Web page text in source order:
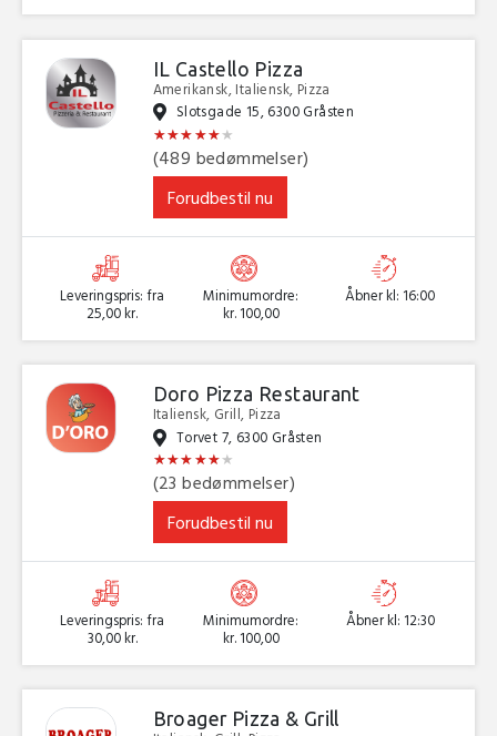
IL Castello Pizza
Amerikansk, Italiensk, Pizza
Slotsgade 15, 6300 Gråsten
★★★★★★
★★★★★★
(489 bedømmelser)
Forudbestil nu
Leveringspris: fra
25,00 kr.
Minimumordre:
kr. 100,00
Åbner kl: 16:00
Doro Pizza Restaurant
Italiensk, Grill, Pizza
Torvet 7, 6300 Gråsten
★★★★★★
★★★★★★
(23 bedømmelser)
Forudbestil nu
Leveringspris: fra
30,00 kr.
Minimumordre:
kr. 100,00
Åbner kl: 12:30
Broager Pizza & Grill